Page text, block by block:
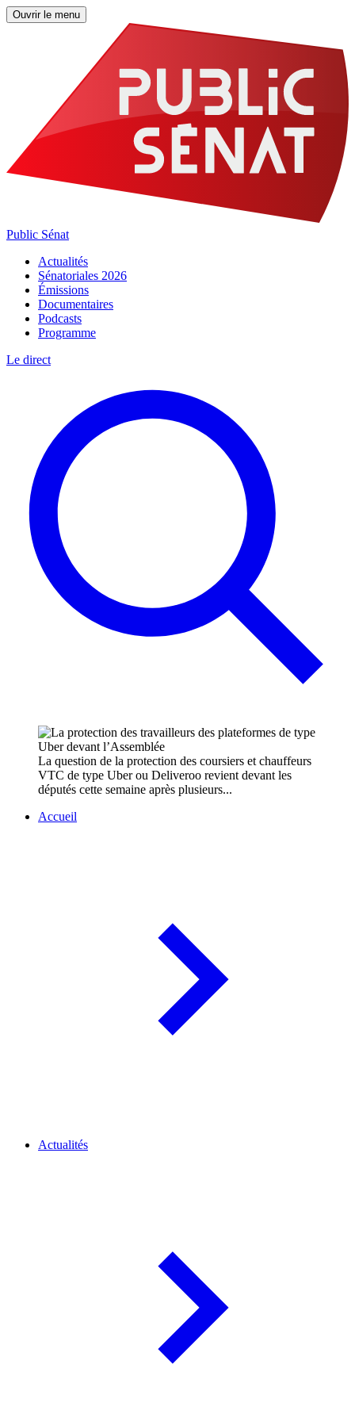
Ouvrir le menu
Public Sénat
Actualités
Sénatoriales 2026
Émissions
Documentaires
Podcasts
Programme
Le direct
La question de la protection des coursiers et chauffeurs
VTC de type Uber ou Deliveroo revient devant les
députés cette semaine après plusieurs...
Accueil
Actualités